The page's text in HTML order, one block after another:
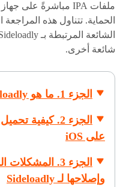
الحماية. تتناول هذه
شائعة أخرى.
الجزء 1. ما هو Sideloadly
على iOS
الجزء 3.
وإصلاحها لـ Sideloadly